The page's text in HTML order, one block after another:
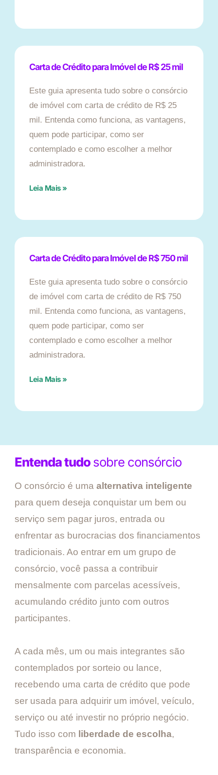
Carta de Crédito para Imóvel de R$ 25 mil
Este guia apresenta tudo sobre o consórcio
de imóvel com carta de crédito de R$ 25
mil. Entenda como funciona, as vantagens,
quem pode participar, como ser
contemplado e como escolher a melhor
administradora.
Leia Mais »
Carta de Crédito para Imóvel de R$ 750 mil
Este guia apresenta tudo sobre o consórcio
de imóvel com carta de crédito de R$ 750
mil. Entenda como funciona, as vantagens,
quem pode participar, como ser
contemplado e como escolher a melhor
administradora.
Leia Mais »
Entenda tudosobre consórcio
O consórcio é uma alternativa inteligente
para quem deseja conquistar um bem ou
serviço sem pagar juros, entrada ou
enfrentar as burocracias dos financiamentos
tradicionais. Ao entrar em um grupo de
consórcio, você passa a contribuir
mensalmente com parcelas acessíveis,
acumulando crédito junto com outros
participantes.
A cada mês, um ou mais integrantes são
contemplados por sorteio ou lance,
recebendo uma carta de crédito que pode
ser usada para adquirir um imóvel, veículo,
serviço ou até investir no próprio negócio.
Tudo isso com liberdade de escolha,
transparência e economia.